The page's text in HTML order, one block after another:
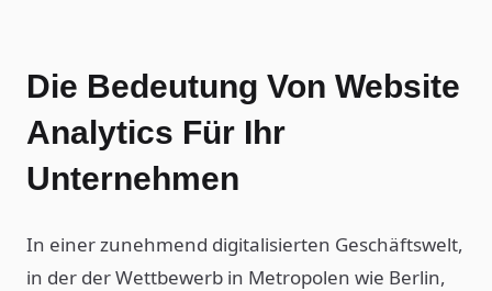
Die Bedeutung Von Website
Analytics Für Ihr
Unternehmen
In einer zunehmend digitalisierten Geschäftswelt,
in der der Wettbewerb in Metropolen wie Berlin,